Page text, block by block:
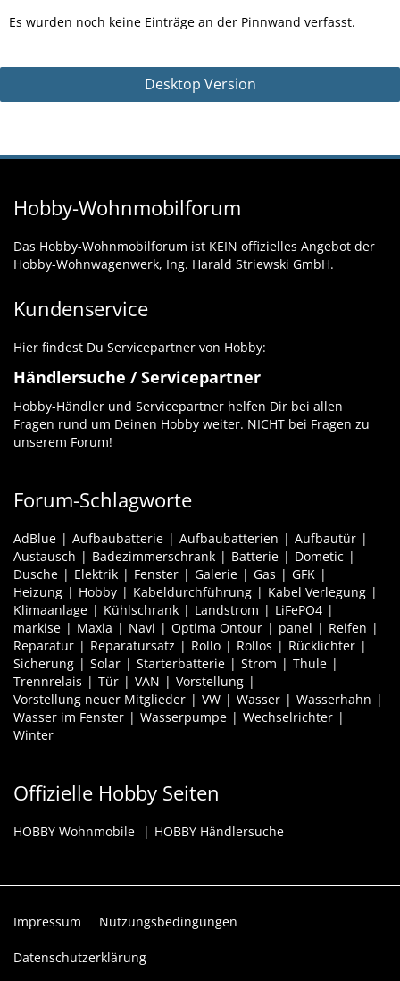
Es wurden noch keine Einträge an der Pinnwand verfasst.
Desktop Version
Hobby-Wohnmobilforum
Das Hobby-Wohnmobilforum ist KEIN offizielles Angebot der
Hobby-Wohnwagenwerk, Ing. Harald Striewski GmbH.
Kundenservice
Hier findest Du Servicepartner von Hobby:
Händlersuche / Servicepartner
Hobby-Händler und Servicepartner helfen Dir bei allen
Fragen rund um Deinen Hobby weiter. NICHT bei Fragen zu
unserem Forum!
Forum-Schlagworte
AdBlue Aufbaubatterie Aufbaubatterien
Aufbautür
Austausch
Badezimmerschrank Batterie
Dometic
Dusche
Elektrik Fenster Galerie Gas
GFK
Heizung
Hobby Kabeldurchführung
Kabel Verlegung
Klimaanlage
Kühlschrank Landstrom
LiFePO4
markise
Maxia Navi Optima Ontour panel
Reifen
Reparatur
Reparatursatz Rollo Rollos
Rücklichter
Sicherung
Solar Starterbatterie Strom
Thule
Trennrelais
Tür VAN
Vorstellung
Vorstellung neuer Mitglieder
VW Wasser
Wasserhahn
Wasser im Fenster
Wasserpumpe
Wechselrichter
Winter
Offizielle Hobby Seiten
HOBBY Wohnmobile HOBBY Händlersuche
Impressum Nutzungsbedingungen
Datenschutzerklärung